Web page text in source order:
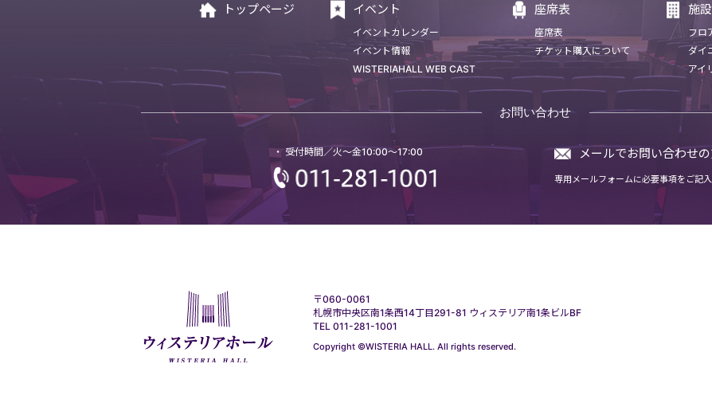
トップページ イベント
イベントカレンダー
イベント情報
WISTERIAHALL WEB CAST
座席表
座席表
チケット購入について
施
フロ
ダイ
アイ
お問い合わせ
・ 受付時間／火～金10:00～17:00 メールでお問い合わせ
専用メールフォームに必要事項をご記
〒060-0061
札幌市中央区南1条西14丁目291-81 ウィステリア南1条ビルBF
TEL 011-281-1001
Copyright ©WISTERIA HALL. All rights reserved.